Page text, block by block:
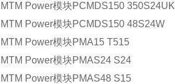
MTM Power模块PCMDS150 350S24UK
MTM Power模块PCMDS150 48S24W
MTM Power模块PMA15 T515
MTM Power模块PMAS24 S24
MTM Power模块PMAS48 S15